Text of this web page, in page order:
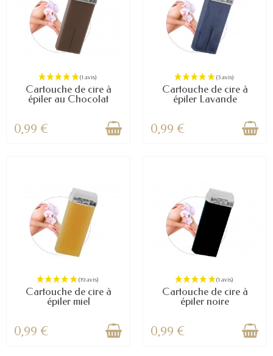
Cartouche de cire à
épiler au Chocolat
0,99 €
Cartouche de cire à
épiler Lavande
0,99 €
Cartouche de cire à
épiler miel
0,99 €
Cartouche de cire à
épiler noire
0,99 €